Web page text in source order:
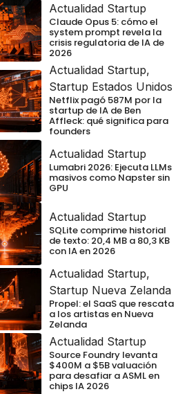
Actualidad Startup
Claude Opus 5: cómo el
system prompt revela la
crisis regulatoria de IA de
2026
Actualidad Startup,
Startup Estados Unidos
Netflix pagó 587M por la
startup de IA de Ben
Affleck: qué significa para
founders
Actualidad Startup
Lumabri 2026: Ejecuta LLMs
masivos como Napster sin
GPU
Actualidad Startup
SQLite comprime historial
de texto: 20,4 MB a 80,3 KB
con IA en 2026
Actualidad Startup,
Startup Nueva Zelanda
Propel: el SaaS que rescata
a los artistas en Nueva
Zelanda
Actualidad Startup
Source Foundry levanta
$400M a $5B valuación
para desafiar a ASML en
chips IA 2026